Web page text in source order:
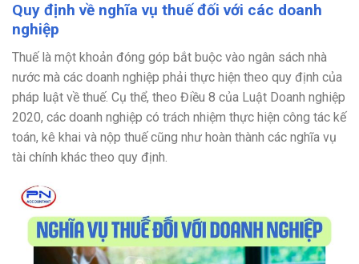
Quy định về nghĩa vụ thuế đối với các doanh
nghiệp
Thuế là một khoản đóng góp bắt buộc vào ngân sách nhà
nước mà các doanh nghiệp phải thực hiện theo quy định của
pháp luật về thuế. Cụ thể, theo Điều 8 của Luật Doanh nghiệp
2020, các doanh nghiệp có trách nhiệm thực hiện công tác kế
toán, kê khai và nộp thuế cũng như hoàn thành các nghĩa vụ
tài chính khác theo quy định.